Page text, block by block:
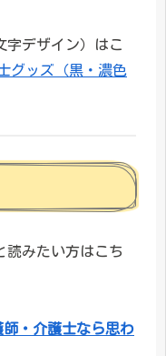
字デザイン）はこ
グッズ（黒・濃色
読みたい方はこち
師・介護士なら思わ